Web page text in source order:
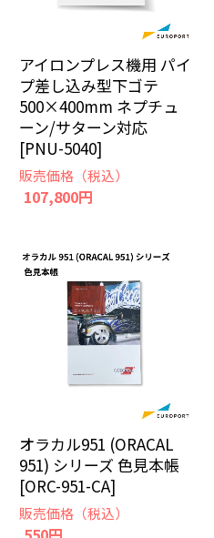
アイロンプレス機用 パイ
プ差し込み型下ゴテ
500×400mm ネプチュ
ーン/サターン対応
[PNU-5040]
販売価格（税込）
107,800円
オラカル951 (ORACAL
951) シリーズ 色見本帳
[ORC-951-CA]
販売価格（税込）